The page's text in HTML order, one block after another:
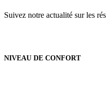
Suivez notre actualité sur les
NIVEAU DE CONFORT